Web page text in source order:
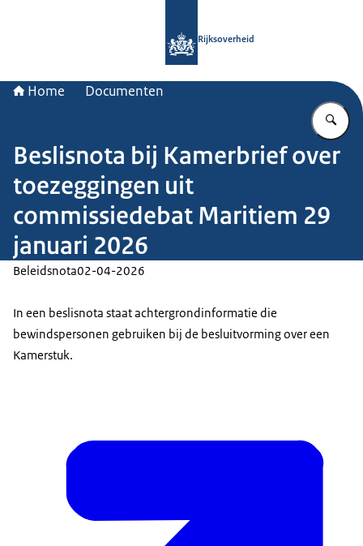
Rijksoverheid
Home Documenten
Beslisnota bij Kamerbrief over
toezeggingen uit
commissiedebat Maritiem 29
januari 2026
Beleidsnota02-04-2026
In een beslisnota staat achtergrondinformatie die
bewindspersonen gebruiken bij de besluitvorming over een
Kamerstuk.